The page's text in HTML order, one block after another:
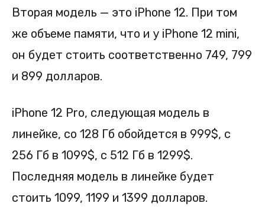
Вторая модель — это iPhone 12. При том
же объеме памяти, что и у iPhone 12 mini,
он будет стоить соответственно 749, 799
и 899 долларов.
iPhone 12 Pro, следующая модель в
линейке, со 128 Гб обойдется в 999$, с
256 Гб в 1099$, с 512 Гб в 1299$.
Последняя модель в линейке будет
стоить 1099, 1199 и 1399 долларов.